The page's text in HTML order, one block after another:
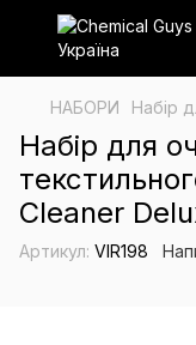
НАБОРИ Набір
Набір для
Cleaner
Артикул: VIR198